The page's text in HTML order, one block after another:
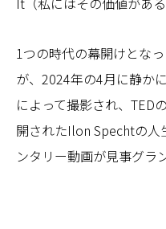
1つの時代の幕開けとな
が、2024年の4月に静か
によって撮影され、TED
開されたIlon Spechtの人
ンタリー動画が見事グラ